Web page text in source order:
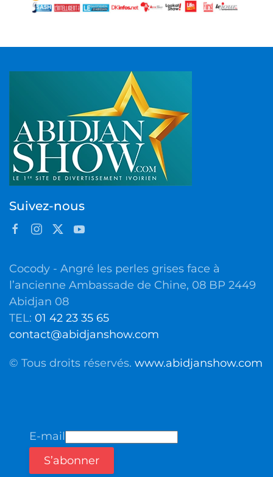
Suivez-nous
Cocody - Angré les perles grises face à
l’ancienne Ambassade de Chine, 08 BP 2449
Abidjan 08
TEL: 01 42 23 35 65
contact@abidjanshow.com
© Tous droits réservés. www.abidjanshow.com
E-mail
S’abonner